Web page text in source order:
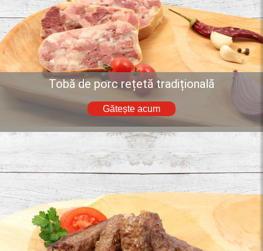
Tobă de porc rețetă tradițională
Gătește acum